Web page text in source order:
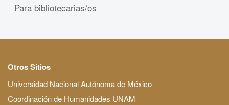
Para bibliotecarias/os
Otros Sitios
Universidad Nacional Autónoma de México
Coordinación de Humanidades UNAM